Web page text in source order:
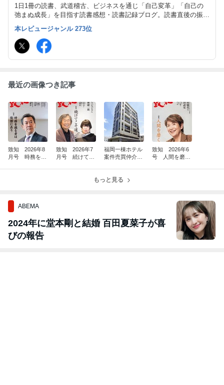
1日1冊の読書、武道稽古、ビジネスを通じ「自己変革」「自己の
弛まぬ成長」を目指す読書感想・読書記録ブログ。読書直後の振り
返り・アウトプット前提のインプットを心がけつつ、将来の自分自
身の為の検索可能なデータベースとして活用。旧「分譲マンション
屋の読書日記」
本レビュージャンル 273位
最近の画像つき記事
致知 2026年8
月号 時務を識
致知 2026年7
月号 続けてこ
福岡一棟ホテル
案件売買仲介完
致知 2026年6
号 人間を磨
もっと見る
ABEMA
2024年に堂本剛と結婚 百田夏菜子が喜
びの報告